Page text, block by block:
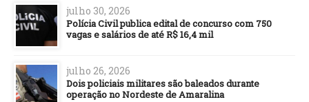
julho 30, 2026
Polícia Civil publica edital de concurso com 750
vagas e salários de até R$ 16,4 mil
julho 26, 2026
Dois policiais militares são baleados durante
operação no Nordeste de Amaralina